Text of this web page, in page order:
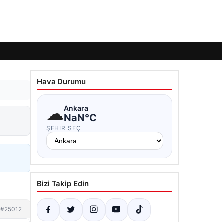
#25012
Hava Durumu
☁Ankara
NaN°C
ŞEHIR SEÇ
Bizi Takip Edin